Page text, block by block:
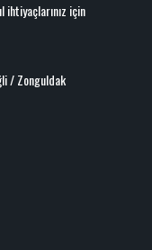
ihtiyaçlarınız için
/ Zonguldak